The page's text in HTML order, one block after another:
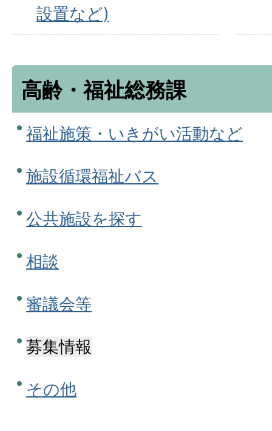
設置など)
高齢・福祉総務課
福祉施策・いきがい活動など
施設循環福祉バス
公共施設を探す
相談
審議会等
募集情報
その他